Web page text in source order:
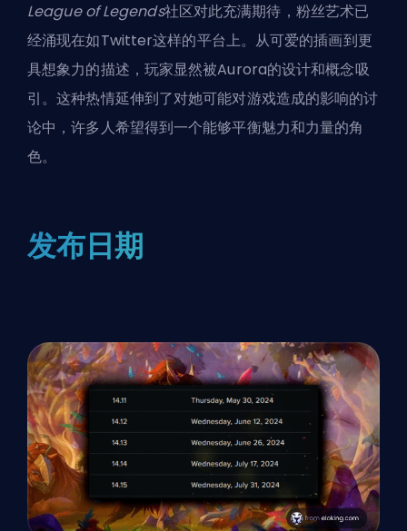
League of Legends社区对此充满期待，粉丝艺术已
经涌现在如Twitter这样的平台上。从可爱的插画到更
具想象力的描述，玩家显然被Aurora的设计和概念吸
引。这种热情延伸到了对她可能对游戏造成的影响的讨
论中，许多人希望得到一个能够平衡魅力和力量的角
色。
发布日期